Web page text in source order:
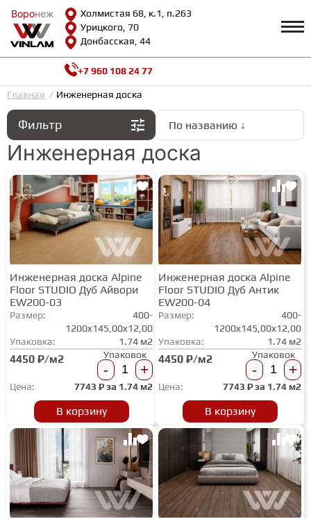
Воронеж
Холмистая 68, к.1, п.263
Урицкого, 70
Донбасская, 44
Воронеж
КАТАЛОГ Профиль
Доставка и оплата
Возврат и гарантии
Сотрудничество
Вопросы и ответы
Видеообзоры
Полезная информация
Как выбрать
Калькулятор
О нас
ВИНИЛОВАЯ ПЛИТКА
ЛАМИНАТ
ИНЖЕНЕРНАЯ ДОСКА
ПАРКЕТНАЯ ДОСКА
ТЕРРАСНАЯ ДОСКА
КОВРОВАЯ ПЛИТКА
МОДУЛЬНЫЕ ПВХ
ПОДЛОЖКА
ПЛИНТУС
+7 960 108 24 77
Главная Инженерная доска
Фильтр По названию ↓
Инженерная доска
Инженерная доска Alpine
Floor STUDIO Дуб Айвори
EW200-03
Размер:
400-
1200x145,00x12,00
Упаковка:
1.74 м2
4450 ₽/м2 Упаковок
- +
Цена: 7743 ₽ за 1.74 м2
В корзину
Инженерная доска Alpine
Floor STUDIO Дуб Антик
EW200-04
Размер:
400-
1200x145,00x12,00
Упаковка:
1.74 м2
4450 ₽/м2 Упаковок
- +
Цена: 7743 ₽ за 1.74 м2
В корзину